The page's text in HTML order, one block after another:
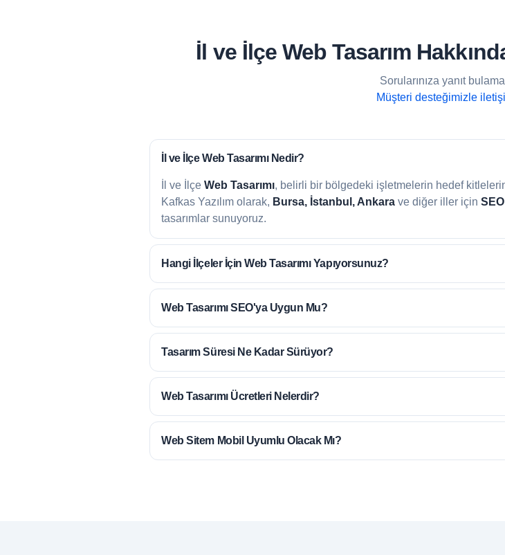
İl ve İlçe Web Tasarım
Sorularınıza yanıt
Müşteri desteğimizle
İl ve İlçeWeb Tasarımı Nedir?
İl ve İlçeWeb Tasarımı, belirli bir bölgedeki işletmelerin hedef
Kafkas Yazılım olarak, Bursa, İstanbul, Ankara ve diğer iller için
tasarımlar sunuyoruz.
Hangi İlçeler İçinWeb Tasarımı Yapıyorsunuz?
Web TasarımıSEO'ya Uygun Mu?
Tasarım SüresiNe Kadar Sürüyor?
Web Tasarımı ÜcretleriNelerdir?
Web Sitem Mobil Uyumlu Olacak Mı?